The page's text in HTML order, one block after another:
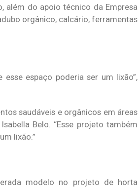
além do apoio técnico da Empresa
orgânico, calcário, ferramentas
espaço poderia ser um lixão”,
saudáveis e orgânicos em áreas
Belo. “Esse projeto também
lixão.”
modelo no projeto de horta